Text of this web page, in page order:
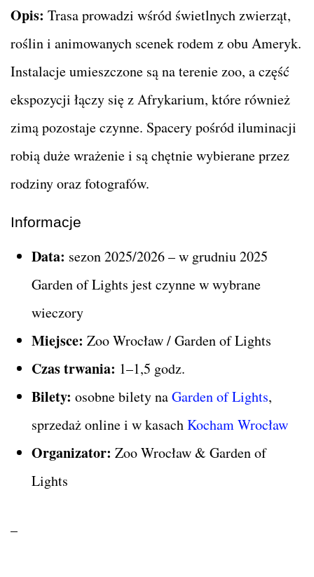
Opis: Trasa prowadzi wśród świetlnych zwierząt,
roślin i animowanych scenek rodem z obu Ameryk.
Instalacje umieszczone są na terenie zoo, a część
ekspozycji łączy się z Afrykarium, które również
zimą pozostaje czynne. Spacery pośród iluminacji
robią duże wrażenie i są chętnie wybierane przez
rodziny oraz fotografów.
Informacje
Data: sezon 2025/2026 – w grudniu 2025
Garden of Lights jest czynne w wybrane
wieczory
Miejsce: Zoo Wrocław / Garden of Lights
Czas trwania: 1–1,5 godz.
Bilety: osobne bilety naGarden of Lights,
sprzedaż online i w kasachKocham Wrocław
Organizator: Zoo Wrocław & Garden of
Lights
–